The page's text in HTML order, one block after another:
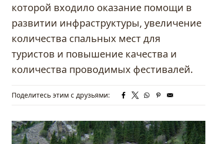
которой входило оказание помощи в
развитии инфраструктуры, увеличение
количества спальных мест для
туристов и повышение качества и
количества проводимых фестивалей.
Поделитесь этим с друзьями: